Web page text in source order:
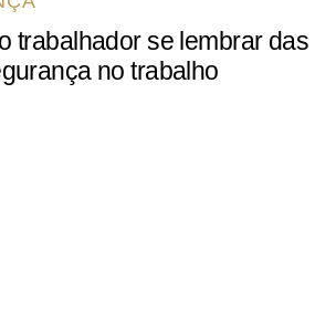
trabalhador se lembrar das
no trabalho